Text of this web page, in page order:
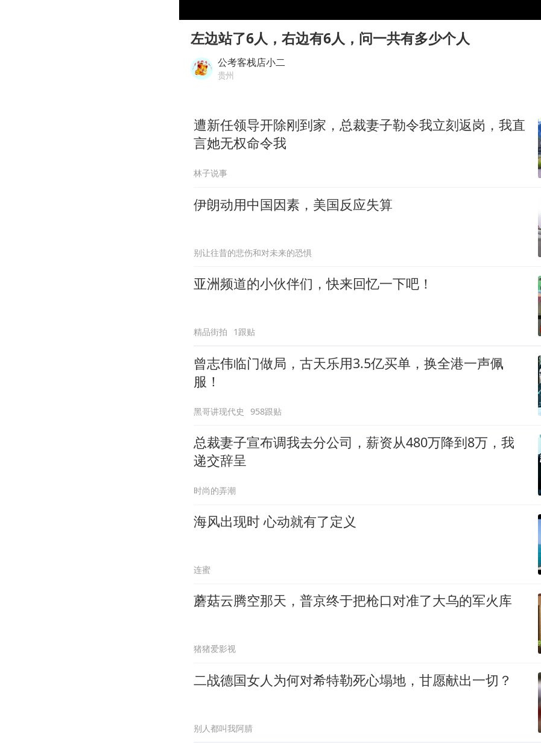
老挝国会主席赛宋蓬逝世
购飞机票7分钟后退票被扣2022元
白海豚将正面袭击贯穿浙江
黄金牛市回来了吗
乐享全民健身 共筑健康中国
左边站了6人，右边有6人，问一共有多少个人
公考客栈店小二
贵州
遭新任领导开除刚到家，总裁妻子勒令我立刻返岗，我直
言她无权命令我
林子说事
伊朗动用中国因素，美国反应失算
别让往昔的悲伤和对未来的恐惧
亚洲频道的小伙伴们，快来回忆一下吧！
精品街拍 1跟贴
曾志伟临门做局，古天乐用3.5亿买单，换全港一声佩
服！
黑哥讲现代史 958跟贴
总裁妻子宣布调我去分公司，薪资从480万降到8万，我
递交辞呈
时尚的弄潮
海风出现时 心动就有了定义
连蜜
蘑菇云腾空那天，普京终于把枪口对准了大乌的军火库
猪猪爱影视
二战德国女人为何对希特勒死心塌地，甘愿献出一切？
别人都叫我阿腈